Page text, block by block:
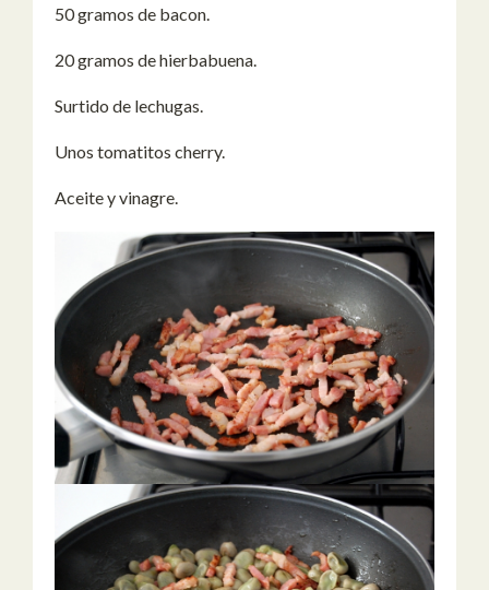
50 gramos de bacon.
20 gramos de hierbabuena.
Surtido de lechugas.
Unos tomatitos cherry.
Aceite y vinagre.